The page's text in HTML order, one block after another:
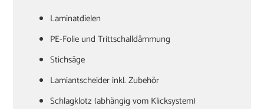
Laminatdielen
PE-Folie und Trittschalldämmung
Stichsäge
Lamiantscheider inkl. Zubehör
Schlagklotz (abhängig vom Klicksystem)